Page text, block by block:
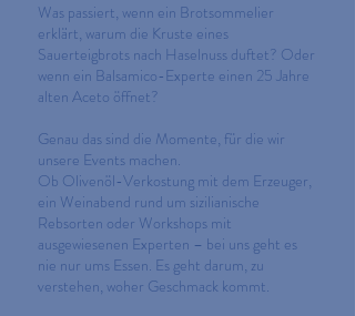
Was passiert, wenn ein Brotsommelier
erklärt, warum die Kruste eines
Sauerteigbrots nach Haselnuss duftet? Oder
wenn ein Balsamico-Experte einen 25 Jahre
alten Aceto öffnet?
Genau das sind die Momente, für die wir
unsere Events machen.
Ob Olivenöl-Verkostung mit dem Erzeuger,
ein Weinabend rund um sizilianische
Rebsorten oder Workshops mit
ausgewiesenen Experten – bei uns geht es
nie nur ums Essen. Es geht darum, zu
verstehen, woher Geschmack kommt.